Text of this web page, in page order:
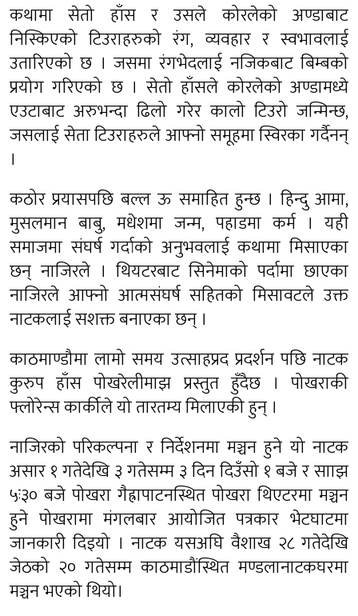
कथामा सेतो हाँस र उसले कोरलेको अण्डाबाट
निस्किएको टिउराहरुको रंग, व्यवहार र स्वभावलाई
उतारिएको छ । जसमा रंगभेदलाई नजिकबाट बिम्बको
प्रयोग गरिएको छ । सेतो हाँसले कोरलेको अण्डामध्ये
एउटाबाट अरुभन्दा ढिलो गरेर कालो टिउरो जन्मिन्छ,
जसलाई सेता टिउराहरुले आफ्नो समूहमा स्विरका गर्दैनन्
।
कठोर प्रयासपछि बल्ल ऊ समाहित हुन्छ । हिन्दु आमा,
मुसलमान बाबु, मधेशमा जन्म, पहाडमा कर्म । यही
समाजमा संघर्ष गर्दाको अनुभवलाई कथामा मिसाएका
छन् नाजिरले । थियटरबाट सिनेमाको पर्दामा छाएका
नाजिरले आफ्नो आत्मसंघर्ष सहितको मिसावटले उक्त
नाटकलाई सशक्त बनाएका छन् ।
काठमाण्डौमा लामो समय उत्साहप्रद प्रदर्शन पछि नाटक
कुरुप हाँस पोखरेलीमाझ प्रस्तुत हुँदैछ । पोखराकी
फ्लोरेन्स कार्कीले यो तारतम्य मिलाएकी हुन् ।
नाजिरको परिकल्पना र निर्देशनमा मञ्चन हुने यो नाटक
असार १ गतेदेखि ३ गतेसम्म ३ दिन दिउँसो १ बजे र सााझ
५ः३० बजे पोखरा गैह्रापाटनस्थित पोखरा थिएटरमा मञ्चन
हुने पोखरामा मंगलबार आयोजित पत्रकार भेटघाटमा
जानकारी दिइयो । नाटक यसअघि वैशाख २८ गतेदेखि
जेठको २० गतेसम्म काठमाडौंस्थित मण्डलानाटकघरमा
मञ्चन भएको थियो।